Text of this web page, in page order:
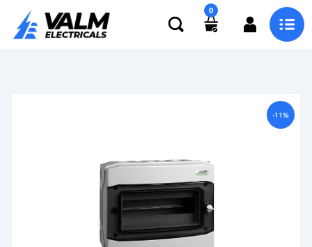
0
-11%